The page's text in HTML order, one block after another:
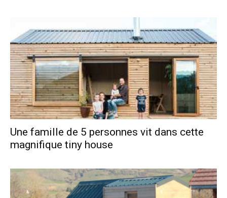
Une famille de 5 personnes vit dans cette
magnifique tiny house